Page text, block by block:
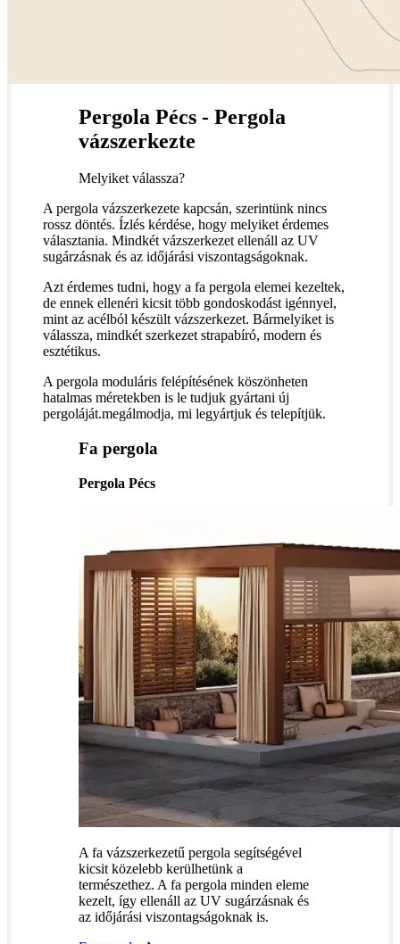
Pergola Pécs - Pergola
vázszerkezte
Melyiket válassza?
A pergola vázszerkezete kapcsán, szerintünk nincs
rossz döntés. Ízlés kérdése, hogy melyiket érdemes
választania. Mindkét vázszerkezet ellenáll az UV
sugárzásnak és az időjárási viszontagságoknak.
Azt érdemes tudni, hogy a fa pergola elemei kezeltek,
de ennek ellenéri kicsit több gondoskodást igénnyel,
mint az acélból készült vázszerkezet. Bármelyiket is
válassza, mindkét szerkezet strapabíró, modern és
esztétikus.
A pergola moduláris felépítésének köszönheten
hatalmas méretekben is le tudjuk gyártani új
pergoláját.megálmodja, mi legyártjuk és telepítjük.
Fa pergola
Pergola Pécs
A fa vázszerkezetű pergola segítségével
kicsit közelebb kerülhetünk a
természethez. A fa pergola minden eleme
kezelt, így ellenáll az UV sugárzásnak és
az időjárási viszontagságoknak is.